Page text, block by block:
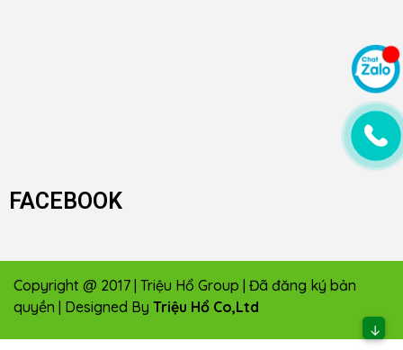
FACEBOOK
Copyright @ 2017 | Triệu Hổ Group | Đã đăng ký bản
quyền | Designed By Triệu Hổ Co,Ltd
↓